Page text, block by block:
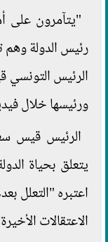
"يتآمرون على
رئيس الدولة
الرئيس التونسي
ورئيسها خلال
الرئيس قيس
يتعلق بحياة
اعتبره "التعلل
الاعتقالات